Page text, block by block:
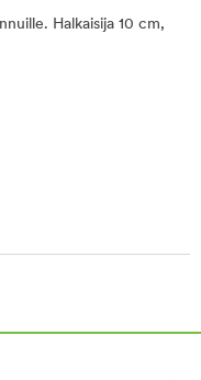
Halkaisija 10 cm,